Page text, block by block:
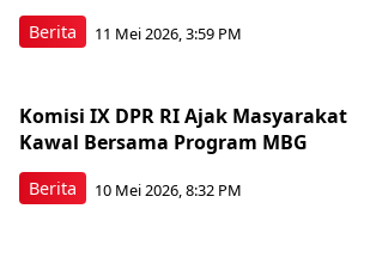
Berita 11 Mei 2026, 3:59 PM
Berita
Komisi IX DPR RI Ajak Masyarakat
Kawal Bersama Program MBG
10 Mei 2026, 8:32 PM